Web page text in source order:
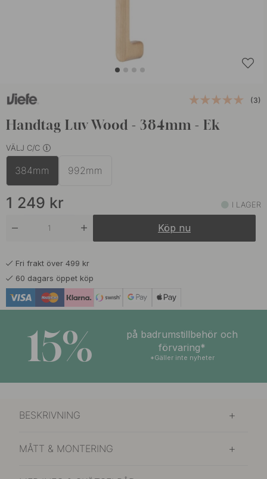
(3)
Handtag Luv Wood - 384mm - Ek
VÄLJ C/C
384mm 992mm
1 249 kr I LAGER
Köp nu
Fri frakt över 499 kr
60 dagars öppet köp
15%
på badrumstillbehör och
förvaring*
*Gäller inte nyheter
BESKRIVNING
MÅTT & MONTERING